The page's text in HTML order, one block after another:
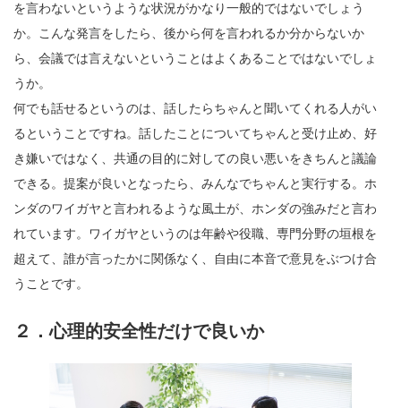
を言わないというような状況がかなり一般的ではないでしょう
か。こんな発言をしたら、後から何を言われるか分からないか
ら、会議では言えないということはよくあることではないでしょ
うか。
何でも話せるというのは、話したらちゃんと聞いてくれる人がい
るということですね。話したことについてちゃんと受け止め、好
き嫌いではなく、共通の目的に対しての良い悪いをきちんと議論
できる。提案が良いとなったら、みんなでちゃんと実行する。ホ
ンダのワイガヤと言われるような風土が、ホンダの強みだと言わ
れています。ワイガヤというのは年齢や役職、専門分野の垣根を
超えて、誰が言ったかに関係なく、自由に本音で意見をぶつけ合
うことです。
２．心理的安全性だけで良いか